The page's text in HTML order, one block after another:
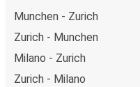
Munchen - Zurich
Zurich - Munchen
Milano - Zurich
Zurich - Milano